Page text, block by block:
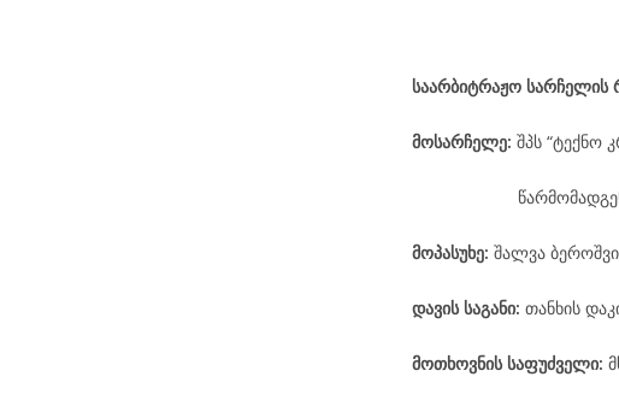
საარბიტრაჟო სარჩელის
მოსარჩელე: შპს “ტექნო
მოპასუხე: შალვა
დავის საგანი: თანხის
მოთხოვნის საფუძველი: